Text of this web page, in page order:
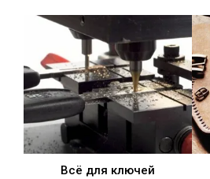
Всё для ключей